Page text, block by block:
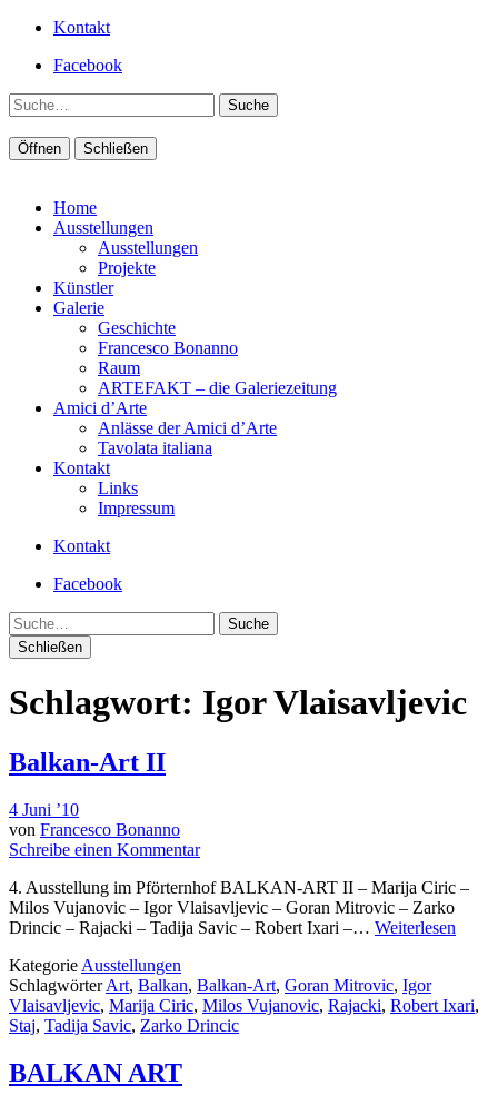
Kontakt
Facebook
Suche
Öffnen Schließen
Home
Ausstellungen
Ausstellungen
Projekte
Künstler
Galerie
Geschichte
Francesco Bonanno
Raum
ARTEFAKT – die Galeriezeitung
Amici d’Arte
Anlässe der Amici d’Arte
Tavolata italiana
Kontakt
Links
Impressum
Kontakt
Facebook
Suche
Schließen
Schlagwort: Igor Vlaisavljevic
Balkan-Art II
4 Juni ’10
von Francesco Bonanno
Schreibe einen Kommentar
4. Ausstellung im Pförternhof BALKAN-ART II – Marija Ciric –
Milos Vujanovic – Igor Vlaisavljevic – Goran Mitrovic – Zarko
Drincic – Rajacki – Tadija Savic – Robert Ixari –… Weiterlesen
Kategorie Ausstellungen
SchlagwörterArt, Balkan, Balkan-Art, Goran Mitrovic, Igor
Vlaisavljevic, Marija Ciric, Milos Vujanovic, Rajacki, Robert Ixari,
Staj, Tadija Savic, Zarko Drincic
BALKAN ART